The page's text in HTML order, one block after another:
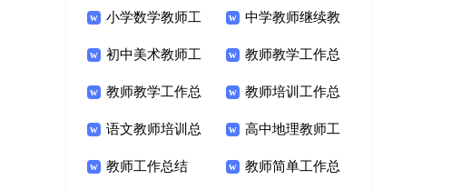
小学数学教师工
作总结
中学教师继续教
育工作总结
初中美术教师工
作总结
教师教学工作总
结
教师教学工作总
结
教师培训工作总
结
语文教师培训总
结-教师工作总结
高中地理教师工
作总结
教师工作总结 教师简单工作总